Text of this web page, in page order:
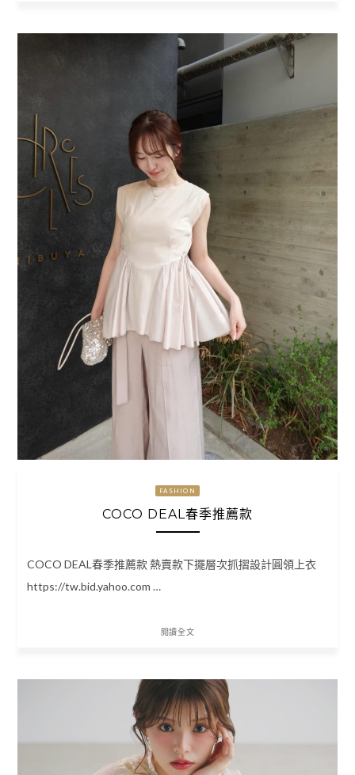
FASHION
COCO DEAL春季推薦款
COCO DEAL春季推薦款 熱賣款下擺層次抓摺設計圓領上衣
https://tw.bid.yahoo.com …
閱讀全文